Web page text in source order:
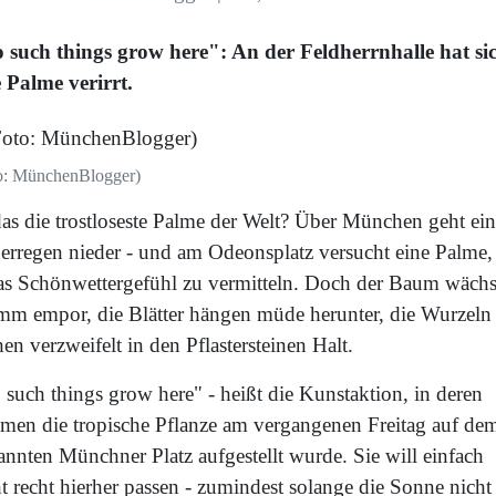
such things grow here": An der Feldherrnhalle hat
Palme verirrt.
MünchenBlogger)
die trostloseste Palme der Welt? Über München geht ein
nieder - und am Odeonsplatz versucht eine Palme,
Schönwettergefühl zu vermitteln. Doch der Baum
empor, die Blätter hängen müde herunter, die Wurzeln
verzweifelt in den Pflastersteinen Halt.
things grow here" - heißt die Kunstaktion, in deren
die tropische Pflanze am vergangenen Freitag auf
Münchner Platz aufgestellt wurde. Sie will einfach
recht hierher passen - zumindest solange die Sonne nicht